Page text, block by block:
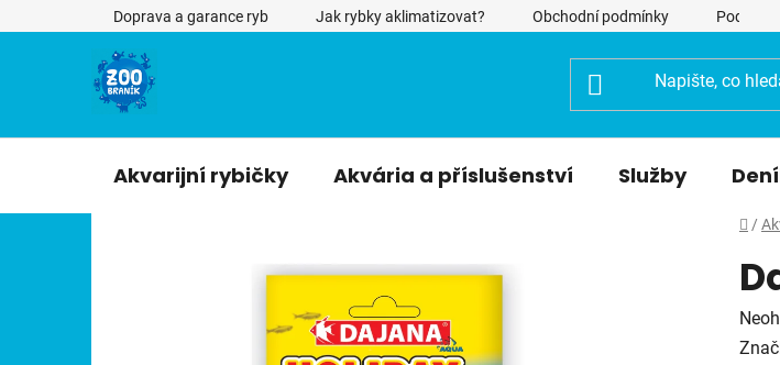
na
Doprava a garance ryb Jak rybky aklimatizovat? Obchodní podmínky
Akvarijní rybičky Akvária a příslušenství Služby
/